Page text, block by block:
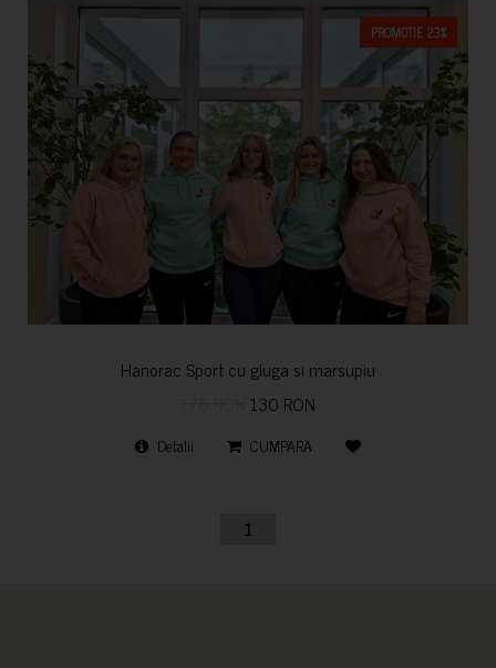
PROMOTIE 23%
Hanorac Sport cu gluga si marsupiu
130 RON
Detalii CUMPARA
1